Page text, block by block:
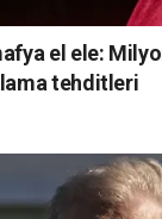
el ele:
tehditleri